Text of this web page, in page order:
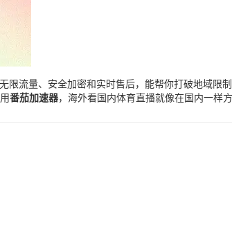
限流量、安全加密和实时售后，能帮你打破地域限
番茄加速器，海外看国内体育直播就像在国内一样方